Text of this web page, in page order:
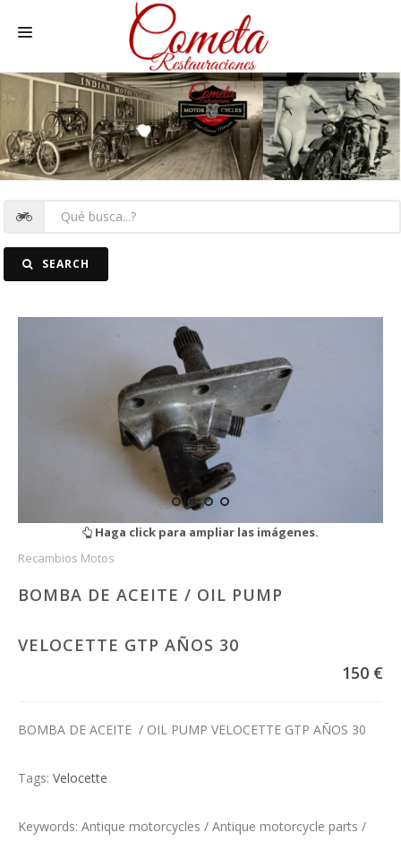
MOTOS NACIONALES Y OTRAS
REC. MOTOS
FOTOSSEARCH
Haga click para ampliar las imágenes.
Recambios Motos
BOMBA DE ACEITE / OIL PUMP
VELOCETTE GTP AÑOS 30
150 €
BOMBA DE ACEITE / OIL PUMP VELOCETTE GTP AÑOS 30
Tags: Velocette
Keywords: Antique motorcycles / Antique motorcycle parts /